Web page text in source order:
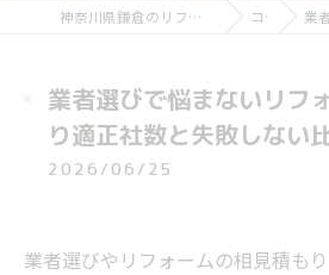
神奈川県鎌倉のリフォームならりふぉ～む本舗 湘南鎌倉店 コラム 業者選び
業者選びで悩まないリフ
り適正社数と失敗しない
2026/06/25
業者選びやリフォームの相見積も